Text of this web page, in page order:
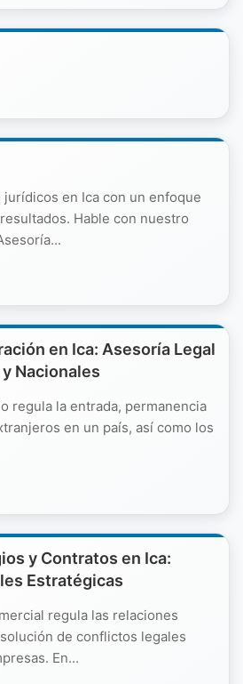
en Ica con un enfoque
Hable con nuestro
en Ica: Asesoría Legal
Nacionales
regula la entrada, permanencia
en un país, así como los
y Contratos en Ica:
Estratégicas
regula las relaciones
de conflictos legales
En...